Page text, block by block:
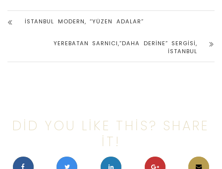
İSTANBUL MODERN, “YÜZEN ADALAR”
YEREBATAN SARNICI,”DAHA DERINE” SERGISI,
İSTANBUL
DID YOU LIKE THIS? SHARE
IT!